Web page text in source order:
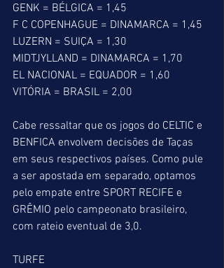
GENK = BÉLGICA = 1,45
F C COPENHAGUE = DINAMARCA = 1,45
LUZERN = SUIÇA = 1,30
MIDTJYLLAND = DINAMARCA = 1,70
EL NACIONAL = EQUADOR = 1,60
VITÓRIA = BRASIL = 2,00
Cabe ressaltar que os jogos do CELTIC e
BENFICA envolvem decisões de Taças
em seus respectivos países. Como pule
a ser apostada em separado, optamos
pelo empate entre SPORT RECIFE e
GRÊMIO pelo campeonato brasileiro,
com rateio eventual de 3,0.
TURFE